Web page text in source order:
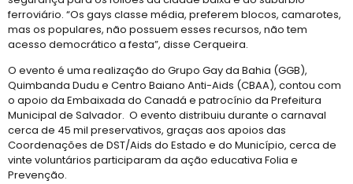
ferroviário. “Os gays classe média, preferem blocos, camarotes,
mas os populares, não possuem esses recursos, não tem
acesso democrático a festa”, disse Cerqueira.
O evento é uma realização do Grupo Gay da Bahia (GGB),
Quimbanda Dudu e Centro Baiano Anti-Aids (CBAA), contou com
o apoio da Embaixada do Canadá e patrocínio da Prefeitura
Municipal de Salvador. O evento distribuiu durante o carnaval
cerca de 45 mil preservativos, graças aos apoios das
Coordenações de DST/Aids do Estado e do Município, cerca de
vinte voluntários participaram da ação educativa Folia e
Prevenção.